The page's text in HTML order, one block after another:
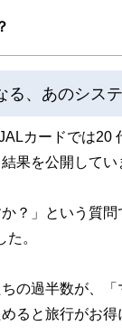
る、あのシス
カードでは20
果を公開してい
？」という質
。
の過半数が、
ると旅行がお